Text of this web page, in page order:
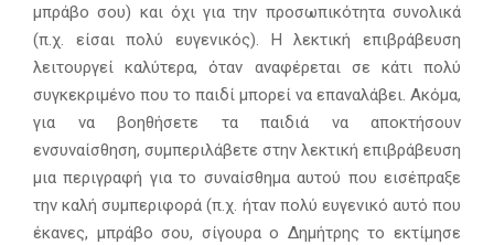
μπράβο σου) και όχι για την προσωπικότητα συνολικά
(π.χ. είσαι πολύ ευγενικός). Η λεκτική επιβράβευση
λειτουργεί καλύτερα, όταν αναφέρεται σε κάτι πολύ
συγκεκριμένο που το παιδί μπορεί να επαναλάβει. Ακόμα,
για να βοηθήσετε τα παιδιά να αποκτήσουν
ενσυναίσθηση, συμπεριλάβετε στην λεκτική επιβράβευση
μια περιγραφή για το συναίσθημα αυτού που εισέπραξε
την καλή συμπεριφορά (π.χ. ήταν πολύ ευγενικό αυτό που
έκανες, μπράβο σου, σίγουρα ο Δημήτρης το εκτίμησε